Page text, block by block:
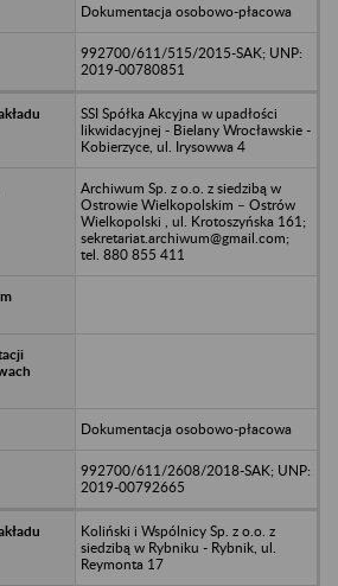
Dokumentacja osobowo-płacowa
992700/611/515/2015-SAK; UNP:
2019-00780851
SSI Spółka Akcyjna w upadłości
likwidacyjnej - Bielany Wrocławskie -
Kobierzyce, ul. Irysowwa 4
Archiwum Sp. z o.o. z siedzibą w
Ostrowie Wielkopolskim – Ostrów
Wielkopolski , ul. Krotoszyńska 161;
sekretariat.archiwum@gmail.com;
tel. 880 855 411
Dokumentacja osobowo-płacowa
992700/611/2608/2018-SAK; UNP:
2019-00792665
Koliński i Wspólnicy Sp. z o.o. z
siedzibą w Rybniku - Rybnik, ul.
Reymonta 17